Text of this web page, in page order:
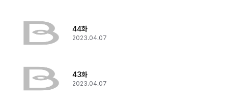
44화
2023.04.07
43화
2023.04.07